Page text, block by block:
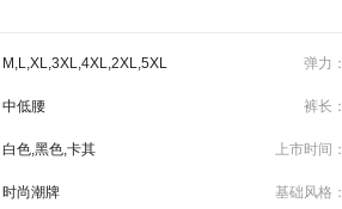
M,L,XL,3XL,4XL,2XL,5XL 弹力：
中低腰 裤长：
白色,黑色,卡其 上市时间：
时尚潮牌 基础风格：